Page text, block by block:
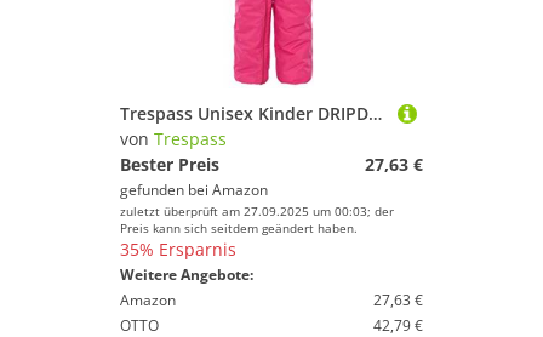
Trespass Unisex Kinder DRIPDROP Wasserdichter Regenanzug Mit Kapuze, Rosa (Gerbera), 18-24 Monate
von Trespass
Bester Preis
27,63 €
gefunden bei Amazon
zuletzt überprüft am 27.09.2025 um 00:03; der
Preis kann sich seitdem geändert haben.
35% Ersparnis
Weitere Angebote:
Amazon
27,63 €
OTTO
42,79 €